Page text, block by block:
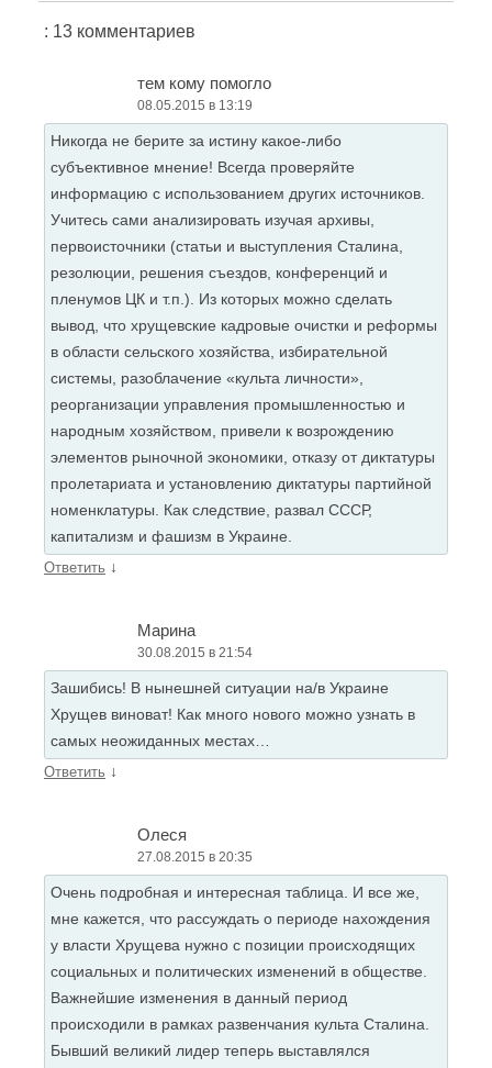
: 13 комментариев
тем кому помогло
08.05.2015 в 13:19
Никогда не берите за истину какое-либо
субъективное мнение! Всегда проверяйте
информацию с использованием других источников.
Учитесь сами анализировать изучая архивы,
первоисточники (статьи и выступления Сталина,
резолюции, решения съездов, конференций и
пленумов ЦК и т.п.). Из которых можно сделать
вывод, что хрущевские кадровые очистки и реформы
в области сельского хозяйства, избирательной
системы, разоблачение «культа личности»,
реорганизации управления промышленностью и
народным хозяйством, привели к возрождению
элементов рыночной экономики, отказу от диктатуры
пролетариата и установлению диктатуры партийной
номенклатуры. Как следствие, развал СССР,
капитализм и фашизм в Украине.
Ответить ↓
Марина
30.08.2015 в 21:54
Зашибись! В нынешней ситуации на/в Украине
Хрущев виноват! Как много нового можно узнать в
самых неожиданных местах…
Ответить ↓
Олеся
27.08.2015 в 20:35
Очень подробная и интересная таблица. И все же,
мне кажется, что рассуждать о периоде нахождения
у власти Хрущева нужно с позиции происходящих
социальных и политических изменений в обществе.
Важнейшие изменения в данный период
происходили в рамках развенчания культа Сталина.
Бывший великий лидер теперь выставлялся